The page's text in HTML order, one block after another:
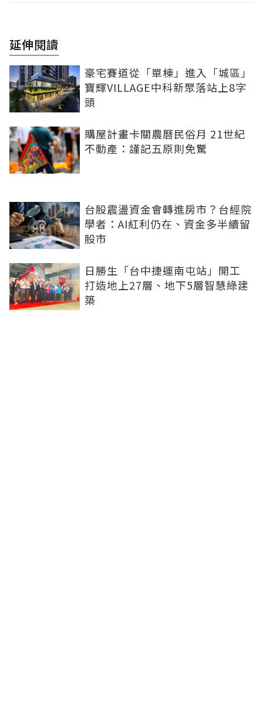
延伸閱讀
豪宅賽道從「單棟」進入「城區」
寶輝VILLAGE中科新聚落站上8字
頭
購屋計畫卡關農曆民俗月 21世紀
不動產：謹記五原則免驚
台股震盪資金會轉進房市？台經院
學者：AI紅利仍在、資金多半續留
股市
日勝生「台中捷運南屯站」開工
打造地上27層、地下5層智慧綠建
築